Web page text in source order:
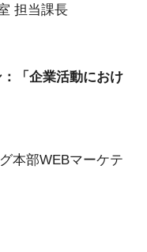
担当課長
「企業活動におけ
本部WEBマーケテ